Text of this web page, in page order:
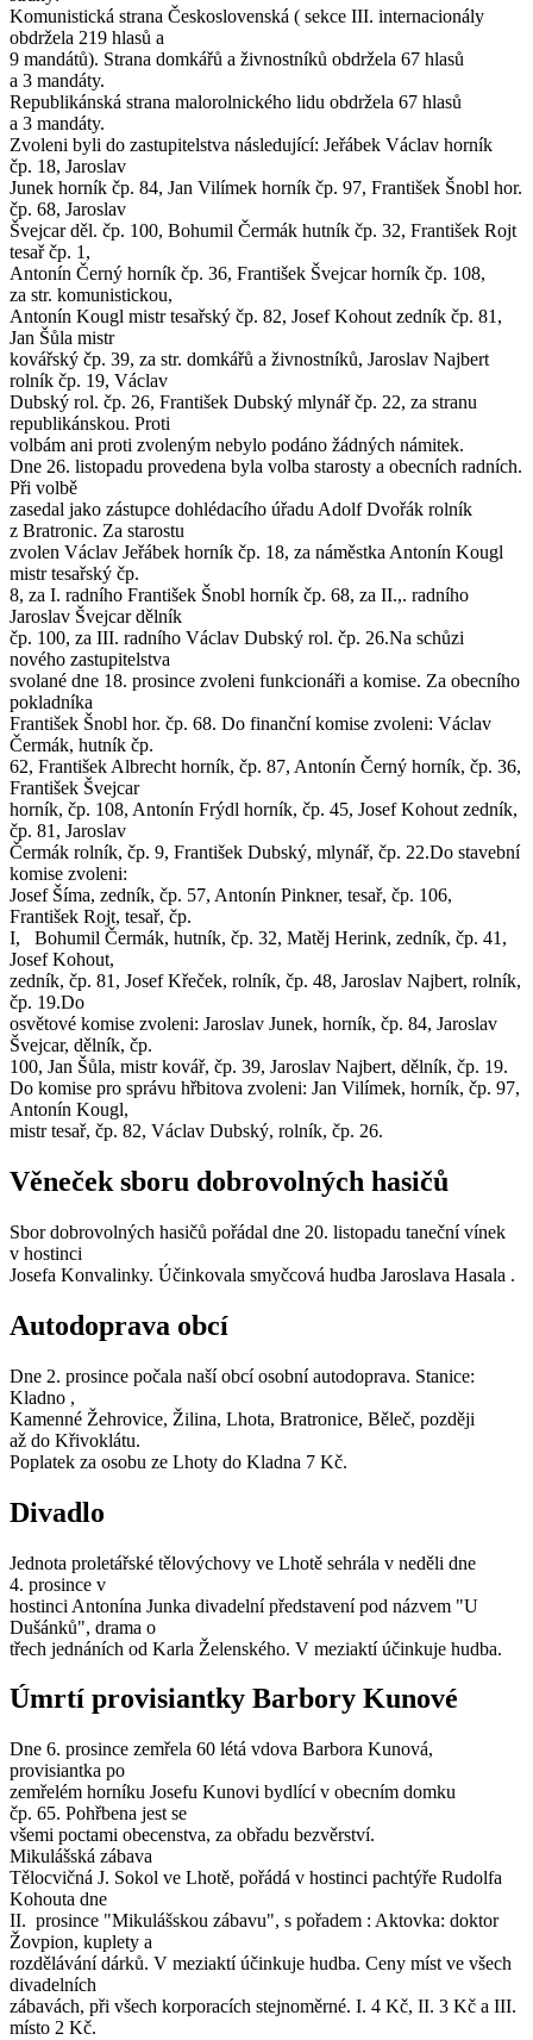
Komunistická strana Československá ( sekce III. internacionály
obdržela 219 hlasů a
9 mandátů). Strana domkářů a živnostníků obdržela 67 hlasů
a 3 mandáty.
Republikánská strana malorolnického lidu obdržela 67 hlasů
a 3 mandáty.
Zvoleni byli do zastupitelstva následující: Jeřábek Václav horník
čp. 18, Jaroslav
Junek horník čp. 84, Jan Vilímek horník čp. 97, František Šnobl hor.
čp. 68, Jaroslav
Švejcar děl. čp. 100, Bohumil Čermák hutník čp. 32, František Rojt
tesař čp. 1,
Antonín Černý horník čp. 36, František Švejcar horník čp. 108,
za str. komunistickou,
Antonín Kougl mistr tesařský čp. 82, Josef Kohout zedník čp. 81,
Jan Šůla mistr
kovářský čp. 39, za str. domkářů a živnostníků, Jaroslav Najbert
rolník čp. 19, Václav
Dubský rol. čp. 26, František Dubský mlynář čp. 22, za stranu
republikánskou. Proti
volbám ani proti zvoleným nebylo podáno žádných námitek.
Dne 26. listopadu provedena byla volba starosty a obecních radních.
Při volbě
zasedal jako zástupce dohlédacího úřadu Adolf Dvořák rolník
z Bratronic. Za starostu
zvolen Václav Jeřábek horník čp. 18, za náměstka Antonín Kougl
mistr tesařský čp.
8, za I. radního František Šnobl horník čp. 68, za II.,. radního
Jaroslav Švejcar dělník
čp. 100, za III. radního Václav Dubský rol. čp. 26.Na schůzi
nového zastupitelstva
svolané dne 18. prosince zvoleni funkcionáři a komise. Za obecního
pokladníka
František Šnobl hor. čp. 68. Do finanční komise zvoleni: Václav
Čermák, hutník čp.
62, František Albrecht horník, čp. 87, Antonín Černý horník, čp. 36,
František Švejcar
horník, čp. 108, Antonín Frýdl horník, čp. 45, Josef Kohout zedník,
čp. 81, Jaroslav
Čermák rolník, čp. 9, František Dubský, mlynář, čp. 22.Do stavební
komise zvoleni:
Josef Šíma, zedník, čp. 57, Antonín Pinkner, tesař, čp. 106,
František Rojt, tesař, čp.
I, Bohumil Čermák, hutník, čp. 32, Matěj Herink, zedník, čp. 41,
Josef Kohout,
zedník, čp. 81, Josef Křeček, rolník, čp. 48, Jaroslav Najbert, rolník,
čp. 19.Do
osvětové komise zvoleni: Jaroslav Junek, horník, čp. 84, Jaroslav
Švejcar, dělník, čp.
100, Jan Šůla, mistr kovář, čp. 39, Jaroslav Najbert, dělník, čp. 19.
Do komise pro správu hřbitova zvoleni: Jan Vilímek, horník, čp. 97,
Antonín Kougl,
mistr tesař, čp. 82, Václav Dubský, rolník, čp. 26.
Věneček sboru dobrovolných hasičů
Sbor dobrovolných hasičů pořádal dne 20. listopadu taneční vínek
v hostinci
Josefa Konvalinky. Účinkovala smyčcová hudba Jaroslava Hasala .
Autodoprava obcí
Dne 2. prosince počala naší obcí osobní autodoprava. Stanice:
Kladno ,
Kamenné Žehrovice, Žilina, Lhota, Bratronice, Běleč, později
až do Křivoklátu.
Poplatek za osobu ze Lhoty do Kladna 7 Kč.
Divadlo
Jednota proletářské tělovýchovy ve Lhotě sehrála v neděli dne
4. prosince v
hostinci Antonína Junka divadelní představení pod názvem "U
Dušánků", drama o
třech jednáních od Karla Želenského. V meziaktí účinkuje hudba.
Úmrtí provisiantky Barbory Kunové
Dne 6. prosince zemřela 60 létá vdova Barbora Kunová,
provisiantka po
zemřelém horníku Josefu Kunovi bydlící v obecním domku
čp. 65. Pohřbena jest se
všemi poctami obecenstva, za obřadu bezvěrství.
Mikulášská zábava
Tělocvičná J. Sokol ve Lhotě, pořádá v hostinci pachtýře Rudolfa
Kohouta dne
II. prosince "Mikulášskou zábavu", s pořadem : Aktovka: doktor
Žovpion, kuplety a
rozdělávání dárků. V meziaktí účinkuje hudba. Ceny míst ve všech
divadelních
zábavách, při všech korporacích stejnoměrné. I. 4 Kč, II. 3 Kč a III.
místo 2 Kč.